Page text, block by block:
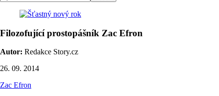
Filozofující prostopášník Zac Efron
Autor: Redakce Story.cz
26. 09. 2014
Zac Efron